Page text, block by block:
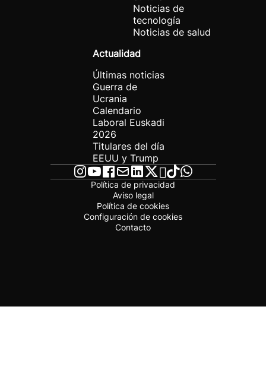
Noticias de
tecnología
Noticias de salud
Actualidad
Últimas noticias
Guerra de
Ucrania
Calendario
Laboral Euskadi
2026
Titulares del día
EEUU y Trump
Política de privacidad
Aviso legal
Política de cookies
Configuración de cookies
Contacto